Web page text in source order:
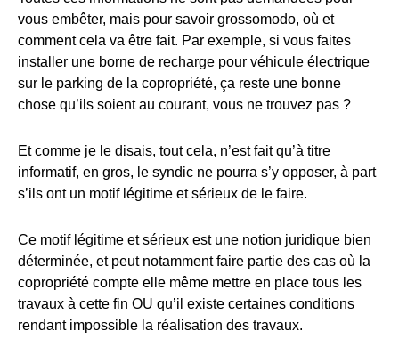
vous embêter, mais pour savoir grossomodo, où et
comment cela va être fait. Par exemple, si vous faites
installer une borne de recharge pour véhicule électrique
sur le parking de la copropriété, ça reste une bonne
chose qu’ils soient au courant, vous ne trouvez pas ?
Et comme je le disais, tout cela, n’est fait qu’à titre
informatif, en gros, le syndic ne pourra s’y opposer, à part
s’ils ont un motif légitime et sérieux de le faire.
Ce motif légitime et sérieux est une notion juridique bien
déterminée, et peut notamment faire partie des cas où la
copropriété compte elle même mettre en place tous les
travaux à cette fin OU qu’il existe certaines conditions
rendant impossible la réalisation des travaux.